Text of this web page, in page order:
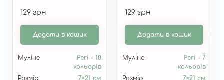
KSK2-278
129 грн
Додати в кошик
Муліне
Peri - 10
кольорів
Розмір
7×21 см
Than You Know"
129 грн
Додати в кошик
Муліне
Peri - 7
кольорів
Розмір
7×21 см